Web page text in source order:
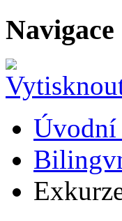
Navigace
Úvodní